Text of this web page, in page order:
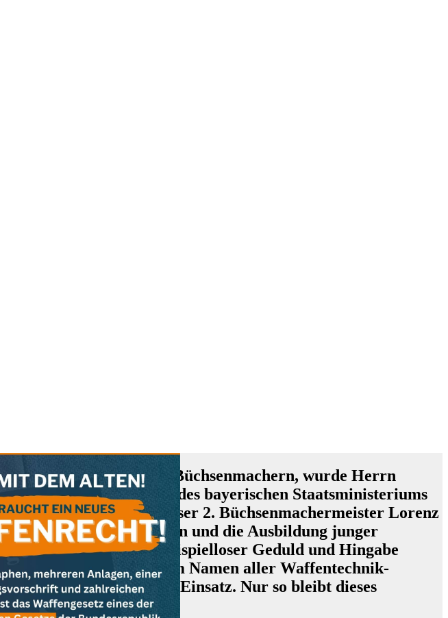
in der Ausbildung von Büchsenmachern, wurde Herrn
eine Ehrenurkunde des bayerischen Staatsministeriums
Energie verliehen. Unser 2. Büchsenmachermeister Lorenz
1997 begann und die Ausbildung junger
seit Jahrzehnten mit beispielloser Geduld und Hingabe
entgegen. Im Namen aller Waffentechnik-
ihren unermüdlichen Einsatz. Nur so bleibt dieses